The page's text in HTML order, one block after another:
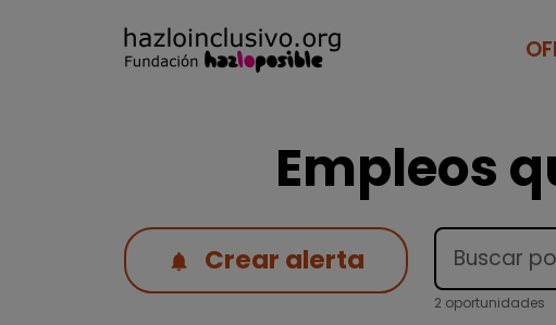
Empleos
Crear alerta
2 oportunidades